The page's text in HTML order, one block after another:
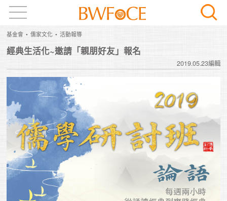
基金會 儒家文化 活動報導
經典生活化~邀請「親朋好友」報名
2019.05.23編輯